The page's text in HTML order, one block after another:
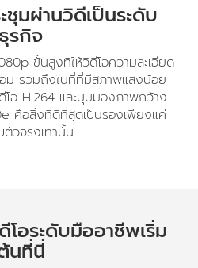
ชุมผ่านวิดีเป็นระดับ
ธุรกิจ
ขั้นสูงที่ให้วิดีโอความละเอียด
ม รวมถึงในที่ที่มีสภาพแสงน้อย
อ H.264 และมุมมองภาพกว้าง
คือสิ่งที่ดีที่สุดเป็นรองเพียงแค่
วจริงเท่านั้น
โอระดับมืออาชีพเริ่ม
นที่นี่